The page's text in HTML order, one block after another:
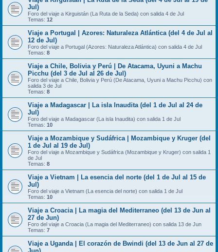
Jul)
Foro del viaje a Kirguistán (La Ruta de la Seda) con salida 4 de Jul
Temas: 12
Viaje a Portugal | Azores: Naturaleza Atlántica (del 4 de Jul al
12 de Jul)
Foro del viaje a Portugal (Azores: Naturaleza Atlántica) con salida 4 de Jul
Temas: 8
Viaje a Chile, Bolivia y Perú | De Atacama, Uyuni a Machu
Picchu (del 3 de Jul al 26 de Jul)
Foro del viaje a Chile, Bolivia y Perú (De Atacama, Uyuni a Machu Picchu) con
salida 3 de Jul
Temas: 8
Viaje a Madagascar | La isla Inaudita (del 1 de Jul al 24 de
Jul)
Foro del viaje a Madagascar (La isla Inaudita) con salida 1 de Jul
Temas: 10
Viaje a Mozambique y Sudáfrica | Mozambique y Kruger (del
1 de Jul al 19 de Jul)
Foro del viaje a Mozambique y Sudáfrica (Mozambique y Kruger) con salida 1
de Jul
Temas: 8
Viaje a Vietnam | La esencia del norte (del 1 de Jul al 15 de
Jul)
Foro del viaje a Vietnam (La esencia del norte) con salida 1 de Jul
Temas: 10
Viaje a Croacia | La magia del Mediterraneo (del 13 de Jun al
27 de Jun)
Foro del viaje a Croacia (La magia del Mediterraneo) con salida 13 de Jun
Temas: 7
Viaje a Uganda | El corazón de Bwindi (del 13 de Jun al 27 de